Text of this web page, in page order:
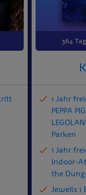
364
1 Jahr
PEPPA
Parken
1 Jahr
Indoor-
the
Jeweils 1